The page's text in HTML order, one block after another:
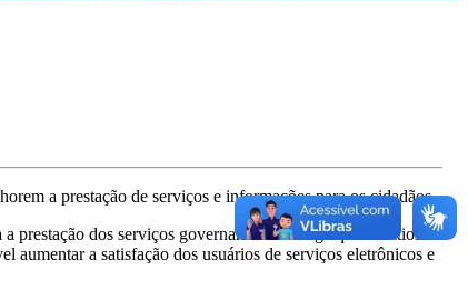
a prestação de serviços e informações para os cidadãos.
prestação dos serviços governamentais exige que os sítios e
aumentar a satisfação dos usuários de serviços eletrônicos e